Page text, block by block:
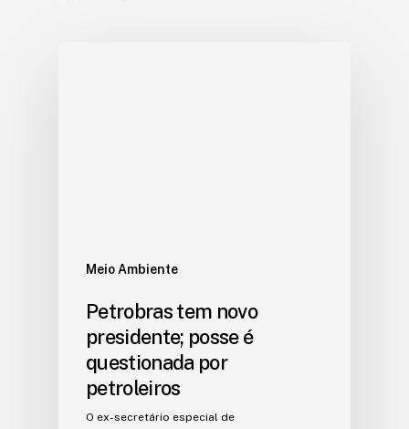
Meio Ambiente
Petrobras tem novo
presidente; posse é
questionada por
petroleiros
O ex-secretário especial de